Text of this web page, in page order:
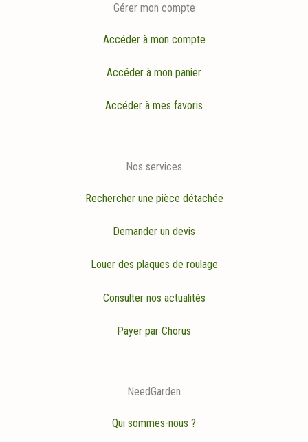
Gérer mon compte
Accéder à mon compte
Accéder à mon panier
Accéder à mes favoris
Nos services
Rechercher une pièce détachée
Demander un devis
Louer des plaques de roulage
Consulter nos actualités
Payer par Chorus
NeedGarden
Qui sommes-nous ?